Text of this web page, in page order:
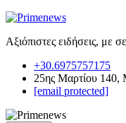
Αξιόπιστες ειδήσεις, με
+30.6975757175
25ης Μαρτίου 140,
[email protected]